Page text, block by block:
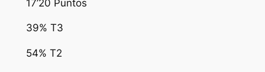
17’20 Puntos
39% T3
54% T2